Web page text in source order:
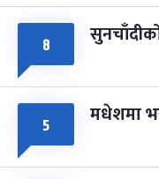
८
५ मधेशमा